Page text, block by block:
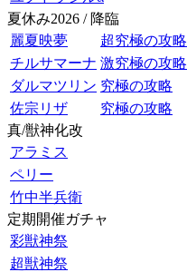
夏休み2026 / 降臨
麗夏映夢
超究極の攻略
チルサマーナ 激究極の攻略
ダルマツリン 究極の攻略
佐宗リザ
究極の攻略
真/獣神化改
アラミス
ペリー
竹中半兵衛
定期開催ガチャ
彩獣神祭
超獣神祭